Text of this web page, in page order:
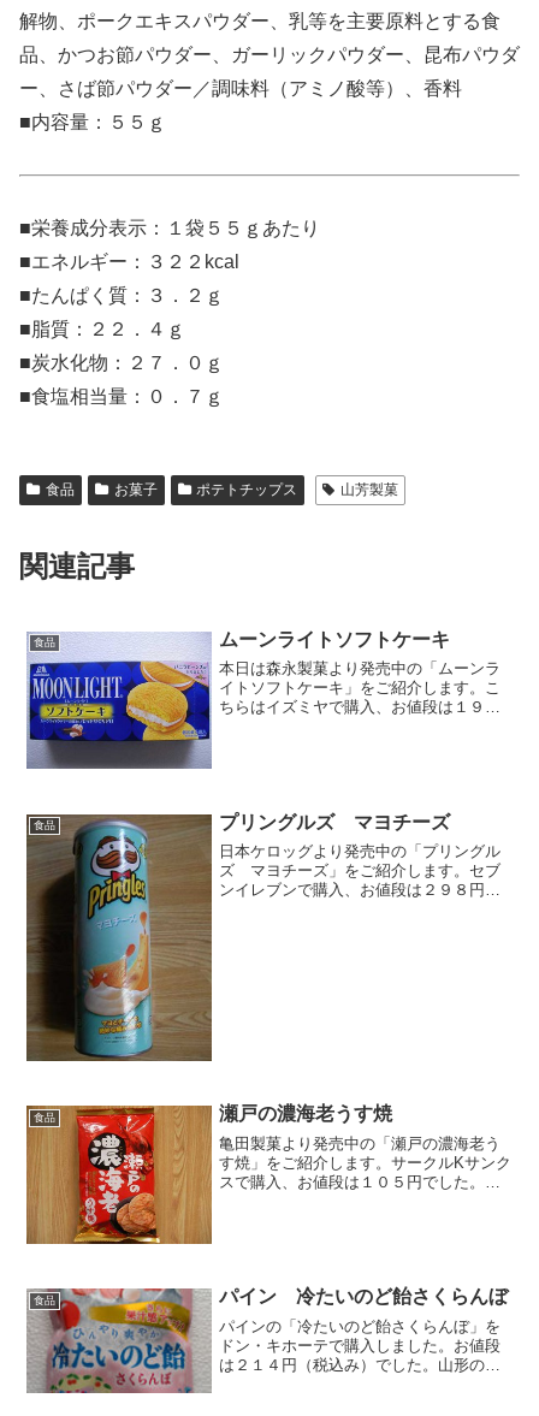
解物、ポークエキスパウダー、乳等を主要原料とする食
品、かつお節パウダー、ガーリックパウダー、昆布パウダ
ー、さば節パウダー／調味料（アミノ酸等）、香料
■内容量：５５ｇ
■栄養成分表示：１袋５５ｇあたり
■エネルギー：３２２kcal
■たんぱく質：３．２ｇ
■脂質：２２．４ｇ
■炭水化物：２７．０ｇ
■食塩相当量：０．７ｇ
食品 お菓子 ポテトチップス 山芳製菓
関連記事
食品 ムーンライトソフトケーキ
本日は森永製菓より発売中の「ムーンラ
イトソフトケーキ」をご紹介します。こ
ちらはイズミヤで購入、お値段は１９８
食品 プリングルズ マヨチーズ
日本ケロッグより発売中の「プリングル
ズ マヨチーズ」をご紹介します。セブ
ンイレブンで購入、お値段は２９８円で
食品 瀬戸の濃海老うす焼
亀田製菓より発売中の「瀬戸の濃海老う
す焼」をご紹介します。サークルKサンク
スで購入、お値段は１０５円でした。⇒
食品 パイン 冷たいのど飴さくらんぼ
パインの「冷たいのど飴さくらんぼ」を
ドン・キホーテで購入しました。お値段
は２１４円（税込み）でした。山形のさ